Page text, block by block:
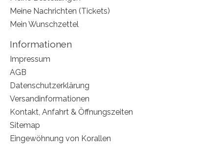
Meine Nachrichten (Tickets)
Mein Wunschzettel
Informationen
Impressum
AGB
Datenschutzerklärung
Versandinformationen
Kontakt, Anfahrt & Öffnungszeiten
Sitemap
Eingewöhnung von Korallen